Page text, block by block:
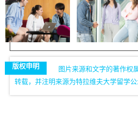
版权申明
图片来源和文字的著作权
转载，并注明来源为特拉维夫大学留学公